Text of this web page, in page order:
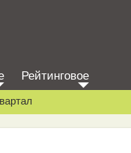
Рейтинговое